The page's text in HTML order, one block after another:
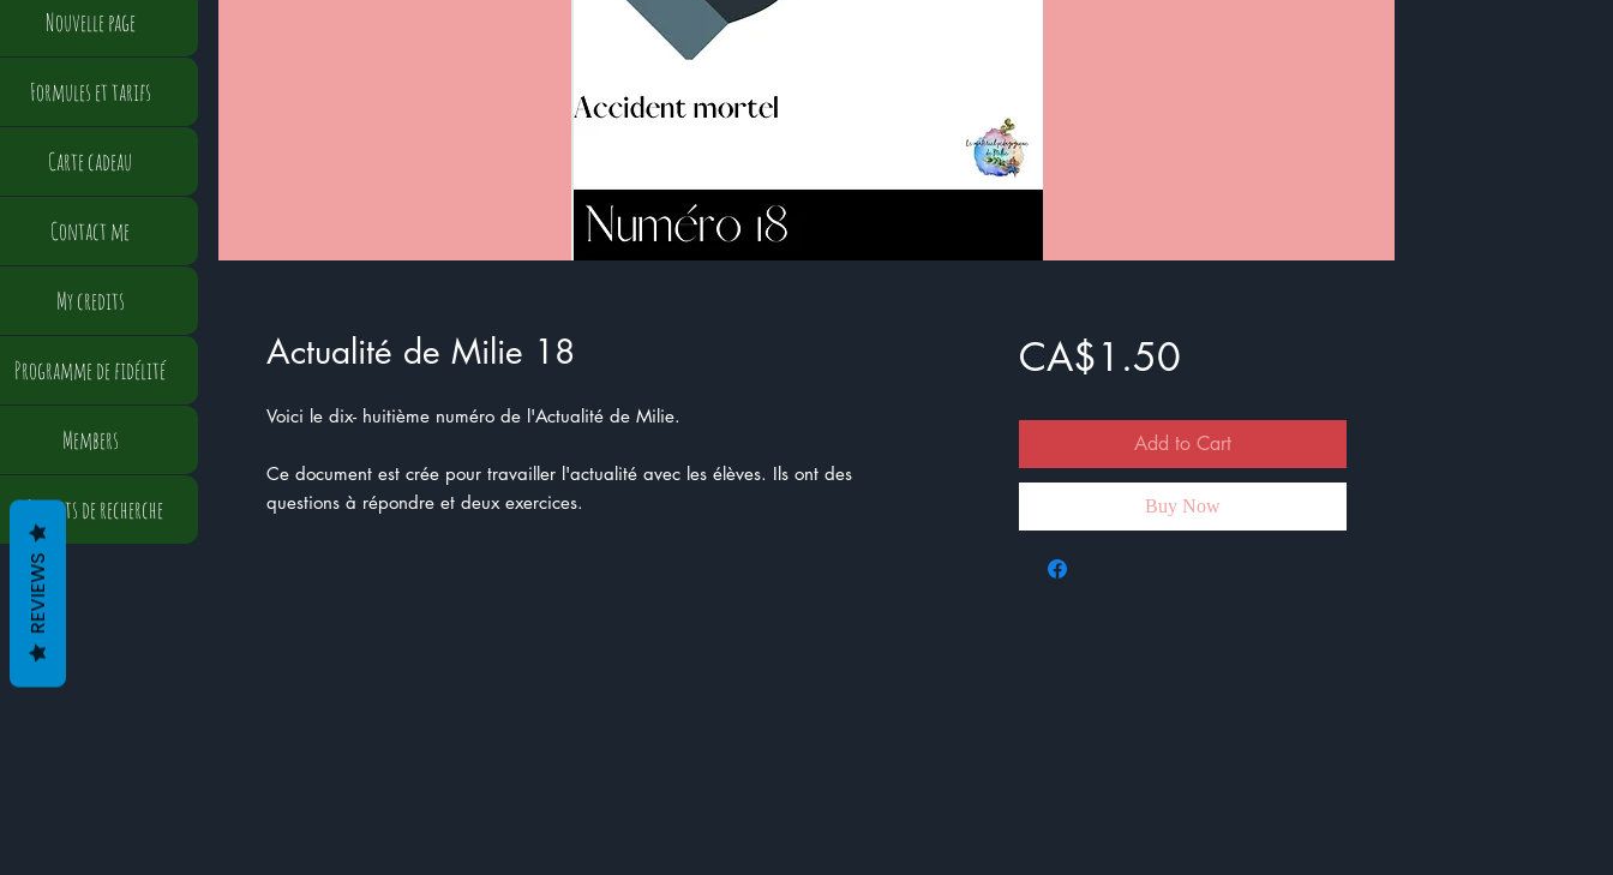
Actualité de Milie 18
Voici le dix- huitième numéro de l'Actualité de Milie.
Ce document est crée pour travailler l'actualité avec les élèves. Ils ont des
questions à répondre et deux exercices.
CA$1.50Price
Add to Cart
Buy Now
Nouvelle page
Formules et tarifs
Carte cadeau
Contact me
My credits
Programme de fidélité
Members
Résultats de recherche
REVIEWS